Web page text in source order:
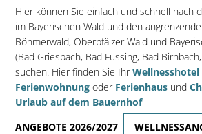
Hier können Sie einfach und schnell nach
im Bayerischen Wald und den
Böhmerwald, Oberpfälzer Wald und
(Bad Griesbach, Bad Füssing, Bad
suchen. Hier finden Sie IhrWellnesshotel
Ferienwohnungoder Ferienhaus und
Urlaub auf dem Bauernhof
ANGEBOTE 2026/2027